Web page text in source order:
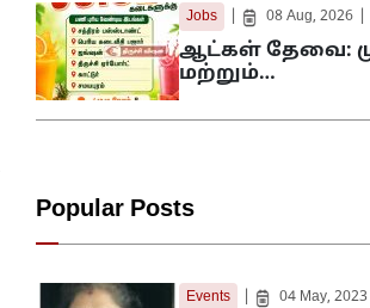
Jobs 08 Aug, 2026
ஆட்கள் தேவை:
மற்றும்…
Popular Posts
Events 04 May, 2023